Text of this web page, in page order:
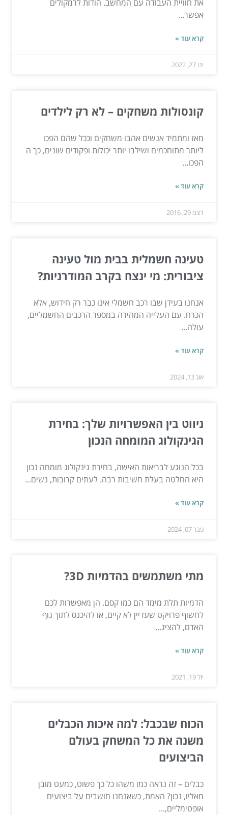
את חוויית העבודה עם המחשב. הודות לרמקולים
אפשר...
קרא עוד »
ינו 27, 2022
קונסולות משחקים – לא רק לילדים
מאז ומתמיד אנשים אהבו משחקים וככל שהם הפכו
ליותר מתוחכמים ושילבו יותר יכולות ופקודים שונים, כך ה
הפכו...
קרא עוד »
דצמ 29, 2016
טעינה חשמלית בבית מול טעינה
ציבורית: מי ינצח בקרב המודרניות?
אנחנו בעידן שבו רכב חשמלי אינו כבר רק חידוש, אלא
הכרח. עם העלייה המהירה במספר הרכבים החשמליים,
עולה...
קרא עוד »
אוג 13, 2024
ניווט בין האפשרויות שלך: בחירת
הגינקולוג המומחה הנכון
בכל הנוגע לבריאות האישה, בחירת גינקולוג מומחה נכון
היא החלטה בעלת חשיבות רבה. לעתים קרובות, נשים...
קרא עוד »
פבר 07, 2024
מתי משתמשים בהדמיות 3D?
הדמיות תלת מימד הם כמו קסם. הן מאפשרות לכם
לחשוף פרויקט שעדיין לא קיים, או להיכנס לתוך גוף
האדם, להציג...
קרא עוד »
יול 19, 2021
הכוח שבכבל: למה איכות הכבלים
משנה את כל המשחק בעולם
הביצועים
כבלים – זה נראה כמו משהו כל כך פשוט, כמעט מובן
מאליו, נכון? האמת, כשאנחנו חושבים על ביצועים
אופטימליים,...